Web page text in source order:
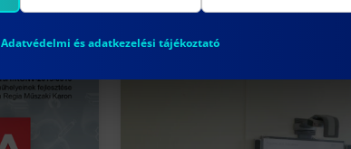
Adatvédelmi és adatkezelési tájékoztató